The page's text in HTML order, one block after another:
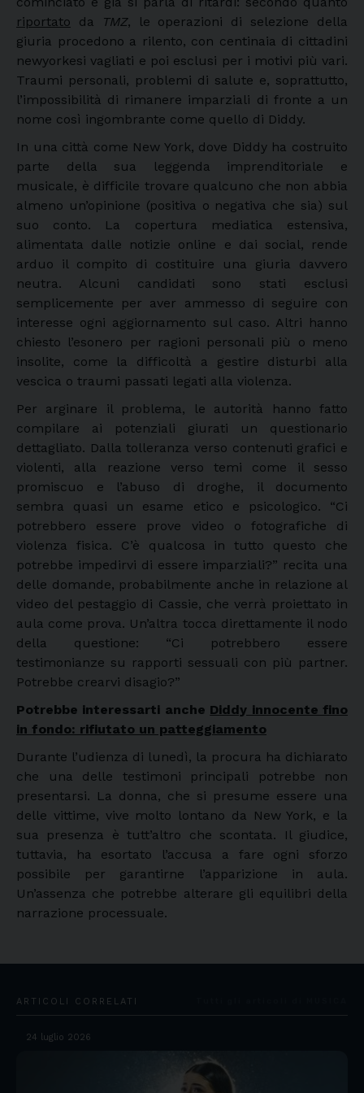
riportato da TMZ, le operazioni di selezione della
giuria procedono a rilento, con centinaia di cittadini
newyorkesi vagliati e poi esclusi per i motivi più vari.
Traumi personali, problemi di salute e, soprattutto,
l’impossibilità di rimanere imparziali di fronte a un
nome così ingombrante come quello di Diddy.
In una città come New York, dove Diddy ha costruito
parte della sua leggenda imprenditoriale e
musicale, è difficile trovare qualcuno che non abbia
almeno un’opinione (positiva o negativa che sia) sul
suo conto. La copertura mediatica estensiva,
alimentata dalle notizie online e dai social, rende
arduo il compito di costituire una giuria davvero
neutra. Alcuni candidati sono stati esclusi
semplicemente per aver ammesso di seguire con
interesse ogni aggiornamento sul caso. Altri hanno
chiesto l’esonero per ragioni personali più o meno
insolite, come la difficoltà a gestire disturbi alla
vescica o traumi passati legati alla violenza.
Per arginare il problema, le autorità hanno fatto
compilare ai potenziali giurati un questionario
dettagliato. Dalla tolleranza verso contenuti grafici e
violenti, alla reazione verso temi come il sesso
promiscuo e l’abuso di droghe, il documento
sembra quasi un esame etico e psicologico. “Ci
potrebbero essere prove video o fotografiche di
violenza fisica. C’è qualcosa in tutto questo che
potrebbe impedirvi di essere imparziali?” recita una
delle domande, probabilmente anche in relazione al
video del pestaggio di Cassie, che verrà proiettato in
aula come prova. Un’altra tocca direttamente il nodo
della questione: “Ci potrebbero essere
testimonianze su rapporti sessuali con più partner.
Potrebbe crearvi disagio?”
Potrebbe interessarti anche Diddy innocente fino
in fondo: rifiutato un patteggiamento
Durante l’udienza di lunedì, la procura ha dichiarato
che una delle testimoni principali potrebbe non
presentarsi. La donna, che si presume essere una
delle vittime, vive molto lontano da New York, e la
sua presenza è tutt’altro che scontata. Il giudice,
tuttavia, ha esortato l’accusa a fare ogni sforzo
possibile per garantirne l’apparizione in aula.
Un’assenza che potrebbe alterare gli equilibri della
narrazione processuale.
ARTICOLI CORRELATI
24 luglio 2026